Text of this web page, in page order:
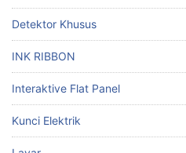
Detektor Khusus
INK RIBBON
Interaktive Flat Panel
Kunci Elektrik